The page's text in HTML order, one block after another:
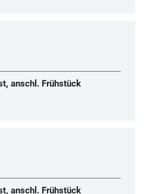
anschl. Frühstück
anschl. Frühstück